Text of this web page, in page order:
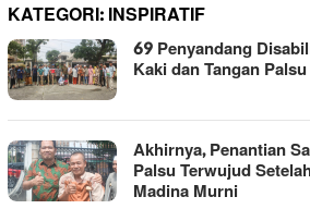
KATEGORI:INSPIRATIF
69 Penyandang
Kaki dan Tangan
Akhirnya, Penantian
Palsu Terwujud
Madina Murni